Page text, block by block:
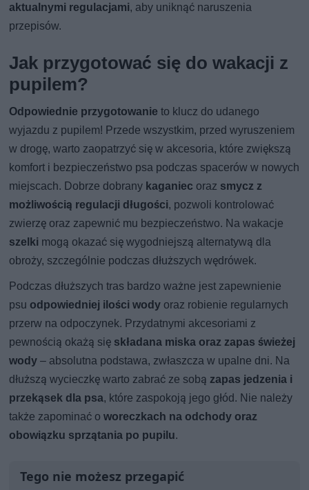
aktualnymi regulacjami, aby uniknąć naruszenia
przepisów.
Jak przygotować się do wakacji z
pupilem?
Odpowiednie przygotowanie to klucz do udanego
wyjazdu z pupilem! Przede wszystkim, przed wyruszeniem
w drogę, warto zaopatrzyć się w akcesoria, które zwiększą
komfort i bezpieczeństwo psa podczas spacerów w nowych
miejscach. Dobrze dobrany kaganiec oraz smycz z
możliwością regulacji długości, pozwoli kontrolować
zwierzę oraz zapewnić mu bezpieczeństwo. Na wakacje
szelki mogą okazać się wygodniejszą alternatywą dla
obroży, szczególnie podczas dłuższych wędrówek.
Podczas dłuższych tras bardzo ważne jest zapewnienie
psu odpowiedniej ilości wody oraz robienie regularnych
przerw na odpoczynek. Przydatnymi akcesoriami z
pewnością okażą się składana miska oraz zapas świeżej
wody – absolutna podstawa, zwłaszcza w upalne dni. Na
dłuższą wycieczkę warto zabrać ze sobą zapas jedzenia i
przekąsek dla psa, które zaspokoją jego głód. Nie należy
także zapominać oworeczkach na odchody oraz
obowiązku sprzątania po pupilu.
Tego nie możesz przegapić